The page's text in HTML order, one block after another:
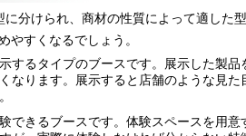
に分けられ、商材の性質によって適した
やすくなるでしょう。
するタイプのブースです。展示した製
なります。展示すると店舗のような見
できるブースです。体験スペースを用